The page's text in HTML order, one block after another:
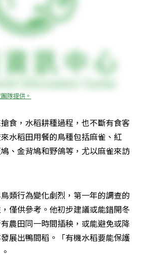
隊提供。
食，水稻耕種過程，也不斷有食客
水稻田用餐的鳥種包括麻雀、紅
、金背鳩和野鴿等，尤以麻雀來訪
類行為變化劇烈，第一年的調查的
僅供參考。他初步建議或能錯開冬
農田同一時間插秧，或能避免或降
展出鴨間稻。「有機水稻要能保護